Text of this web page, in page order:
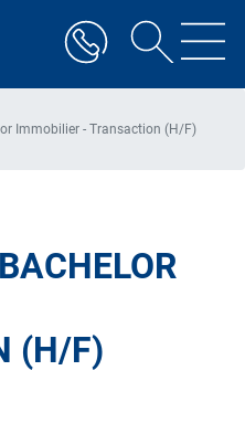
Immobilier - Transaction (H/F)
(H/F)